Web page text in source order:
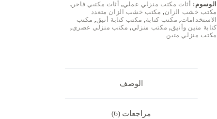
الوسوم: أثاث مكتب منزلي عملي, أثاث مكتبي فاخر ,
مكتب خشب الزان, مكتب خشب الزان متعدد
الاستخدامات, مكتب كتابة, مكتب كتابة أنيق, مكتب
كتابة متين وأنيق, مكتب منزلي, مكتب منزلي عصري,
مكتب منزلي متين
الوصف
مراجعات (6)